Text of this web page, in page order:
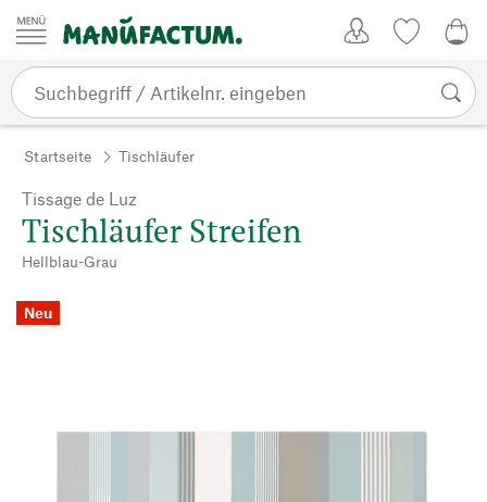
Zum Inhalt springen
Startseite Tischläufer
Tissage de Luz
Tischläufer Streifen
Hellblau-Grau
Neu